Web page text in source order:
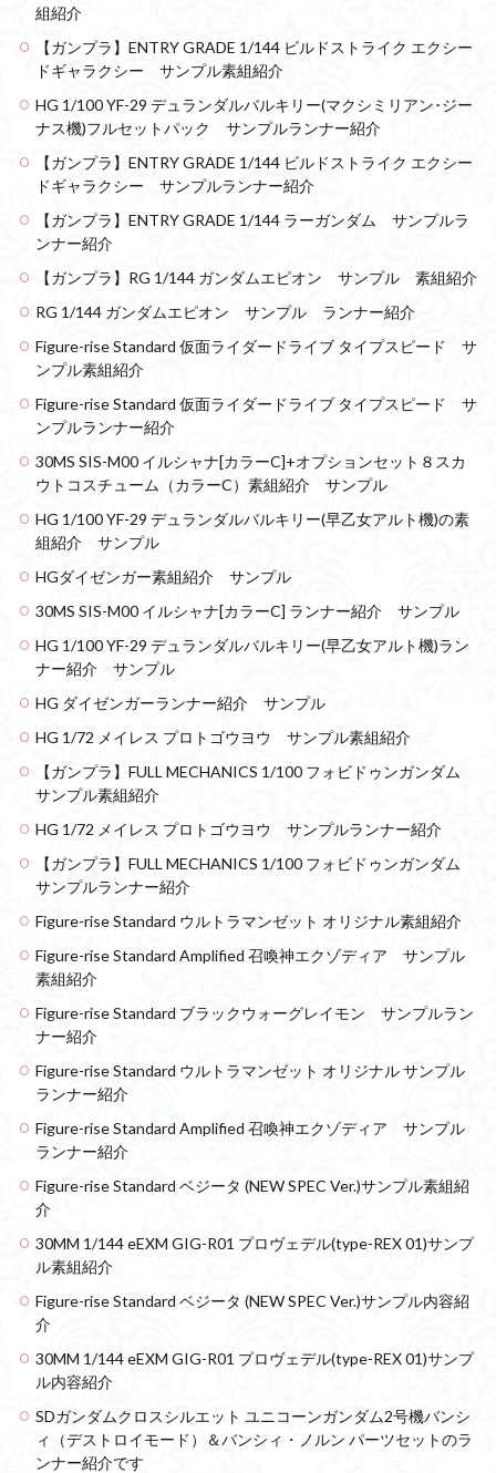
組紹介
【ガンプラ】ENTRY GRADE 1/144 ビルドストライク エクシー
ドギャラクシー サンプル素組紹介
HG 1/100 YF-29 デュランダルバルキリー(マクシミリアン･ジー
ナス機)フルセットパック サンプルランナー紹介
【ガンプラ】ENTRY GRADE 1/144 ビルドストライク エクシー
ドギャラクシー サンプルランナー紹介
【ガンプラ】ENTRY GRADE 1/144 ラーガンダム サンプルラ
ンナー紹介
【ガンプラ】RG 1/144 ガンダムエピオン サンプル 素組紹介
RG 1/144 ガンダムエピオン サンプル ランナー紹介
Figure-rise Standard 仮面ライダードライブ タイプスピード サ
ンプル素組紹介
Figure-rise Standard 仮面ライダードライブ タイプスピード サ
ンプルランナー紹介
30MS SIS-M00 イルシャナ[カラーC]+オプションセット８スカ
ウトコスチューム（カラーC）素組紹介 サンプル
HG 1/100 YF-29 デュランダルバルキリー(早乙女アルト機)の素
組紹介 サンプル
HGダイゼンガー素組紹介 サンプル
30MS SIS-M00 イルシャナ[カラーC] ランナー紹介 サンプル
HG 1/100 YF-29 デュランダルバルキリー(早乙女アルト機)ラン
ナー紹介 サンプル
HG ダイゼンガーランナー紹介 サンプル
HG 1/72 メイレス プロトゴウヨウ サンプル素組紹介
【ガンプラ】FULL MECHANICS 1/100 フォビドゥンガンダム
サンプル素組紹介
HG 1/72 メイレス プロトゴウヨウ サンプルランナー紹介
【ガンプラ】FULL MECHANICS 1/100 フォビドゥンガンダム
サンプルランナー紹介
Figure-rise Standard ウルトラマンゼット オリジナル素組紹介
Figure-rise Standard Amplified 召喚神エクゾディア サンプル
素組紹介
Figure-rise Standard ブラックウォーグレイモン サンプルラン
ナー紹介
Figure-rise Standard ウルトラマンゼット オリジナル サンプル
ランナー紹介
Figure-rise Standard Amplified 召喚神エクゾディア サンプル
ランナー紹介
Figure-rise Standard ベジータ (NEW SPEC Ver.)サンプル素組紹
介
30MM 1/144 eEXM GIG-R01 プロヴェデル(type-REX 01)サンプ
ル素組紹介
Figure-rise Standard ベジータ (NEW SPEC Ver.)サンプル内容紹
介
30MM 1/144 eEXM GIG-R01 プロヴェデル(type-REX 01)サンプ
ル内容紹介
SDガンダムクロスシルエット ユニコーンガンダム2号機バンシ
ィ（デストロイモード）＆バンシィ・ノルン パーツセットのラ
ンナー紹介です